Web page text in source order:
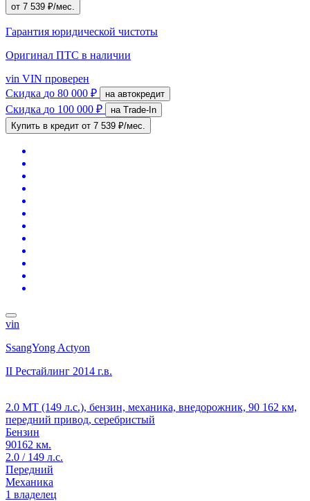
от 7 539 ₽/мес.
Гарантия юридической чистоты
Оригинал ПТС в наличии
vin VIN проверен
Скидка до 80 000 ₽ на автокредит
Скидка до 100 000 ₽
на Trade-In
Купить в кредит от 7 539 ₽/мес.
vin
SsangYong Actyon
II Рестайлинг 2014 г.в.
2.0 MT (149 л.с.), бензин, механика, внедорожник, 90 162 км,
передний привод, серебристый
Бензин
90162 км.
2.0 / 149 л.с.
Передний
Механика
1 владелец